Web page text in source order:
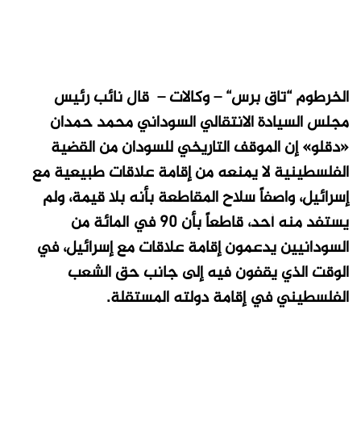
الخرطوم “تاق برس“ – وكالات – قال نائب رئيس
مجلس السيادة الانتقالي السوداني محمد حمدان
«دقلو» إن الموقف التاريخي للسودان من القضية
الفلسطينية لا يمنعه من إقامة علاقات طبيعية مع
إسرائيل، واصفاً سلاح المقاطعة بأنه بلا قيمة، ولم
يستفد منه أحد، قاطعاً بأن 90 في المائة من
السودانيين يدعمون إقامة علاقات مع إسرائيل، في
الوقت الذي يقفون فيه إلى جانب حق الشعب
الفلسطيني في إقامة دولته المستقلة.